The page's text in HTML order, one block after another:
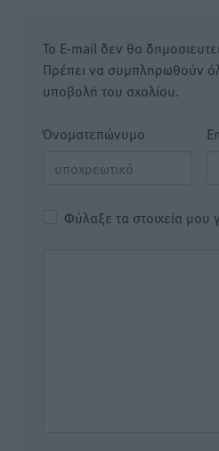
Το E-mail δεν θα
Πρέπει να συμπληρωθούν
υποβολή του σχολίου.
Όνοματεπώνυμο
Φύλαξε τα στοιχεία